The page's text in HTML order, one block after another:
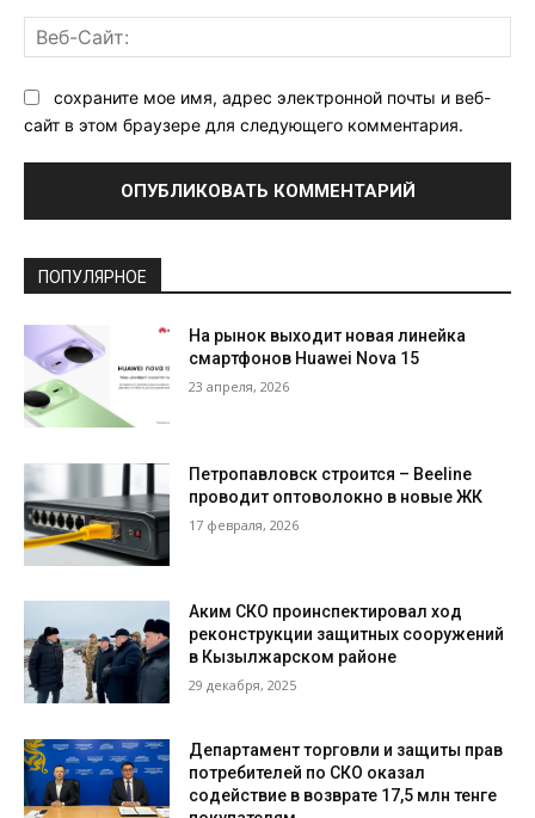
сохраните мое имя, адрес электронной почты и веб-
сайт в этом браузере для следующего комментария.
ПОПУЛЯРНОЕ
На рынок выходит новая линейка
смартфонов Huawei Nova 15
23 апреля, 2026
Петропавловск строится – Beeline
проводит оптоволокно в новые ЖК
17 февраля, 2026
Аким СКО проинспектировал ход
реконструкции защитных сооружений
в Кызылжарском районе
29 декабря, 2025
Департамент торговли и защиты прав
потребителей по СКО оказал
содействие в возврате 17,5 млн тенге